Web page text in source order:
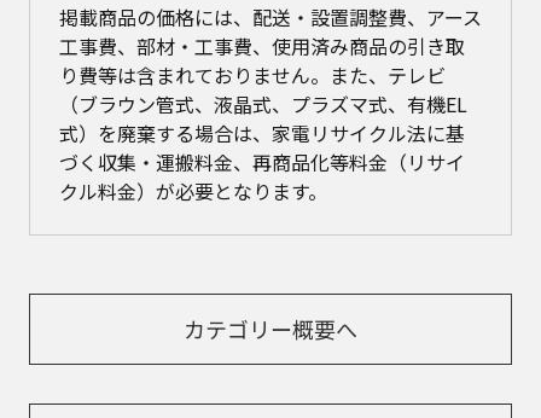
掲載商品の価格には、配送・設置調整費、アース
工事費、部材・工事費、使用済み商品の引き取
り費等は含まれておりません。また、テレビ
（ブラウン管式、液晶式、プラズマ式、有機EL
式）を廃棄する場合は、家電リサイクル法に基
づく収集・運搬料金、再商品化等料金（リサイ
クル料金）が必要となります。
カテゴリー概要へ